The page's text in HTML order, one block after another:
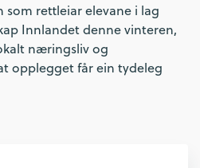
rettleiar elevane i lag
Innlandet denne vinteren,
næringsliv og
opplegget får ein tydeleg